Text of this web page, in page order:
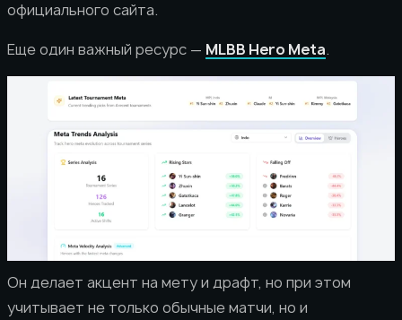
официального сайта.
Еще один важный ресурс — MLBB Hero Meta.
Он делает акцент на мету и драфт, но при этом
учитывает не только обычные матчи, но и